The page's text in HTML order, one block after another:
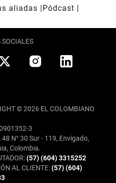
aliadas
Pódcast
SOCIALES
© 2026 EL COLOMBIANO
3
N° 30 Sur - 119, Envigado,
Colombia.
(57) (604) 3315252
AL CLIENTE:(57) (604)